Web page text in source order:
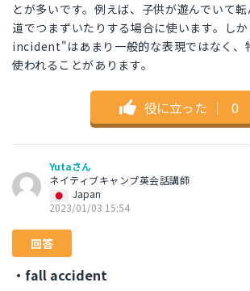
とが多いです。例えば、子供が遊んでいて
道でつまずいたりする場合に使います。し
incident"はあまり一般的な表現ではなく、
使われることがあります。
役に立った ｜ 0
Yutaさん
ネイティブキャンプ英会話講師
Japan
2023/01/03 15:54
回答
・fall accident